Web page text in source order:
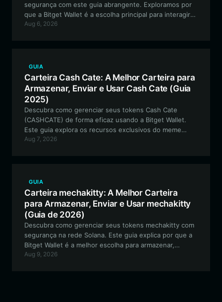
segurança com este guia abrangente. Exploramos por
que a Bitget Wallet é a escolha principal para interagir
com o v4dog na rede EVM, cobrindo tudo, desde a
Aug 6, 2026
GUIA
Carteira Cash Cate: A Melhor Carteira para
Armazenar, Enviar e Usar Cash Cate (Guia
2025)
Descubra como gerenciar seus tokens Cash Cate
(CASHCATE) de forma eficaz usando a Bitget Wallet.
Este guia explora os recursos exclusivos do meme
token baseado em Solana e oferece um passo a passo
Aug 7, 2026
GUIA
Carteira mechakitty: A Melhor Carteira
para Armazenar, Enviar e Usar mechakitty
(Guia de 2026)
Descubra como gerenciar seus tokens mechakitty com
segurança na rede Solana. Este guia explica por que a
Bitget Wallet é a melhor escolha para armazenar,
negociar e interagir com o ecossistema mechakitty, que
Aug 9, 2026